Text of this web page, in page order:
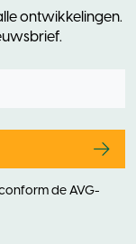
ontwikkelingen.
de AVG-